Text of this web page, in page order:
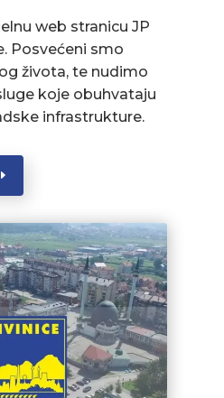
web stranicu JP
Posvećeni smo
života, te nudimo
koje obuhvataju
infrastrukture.